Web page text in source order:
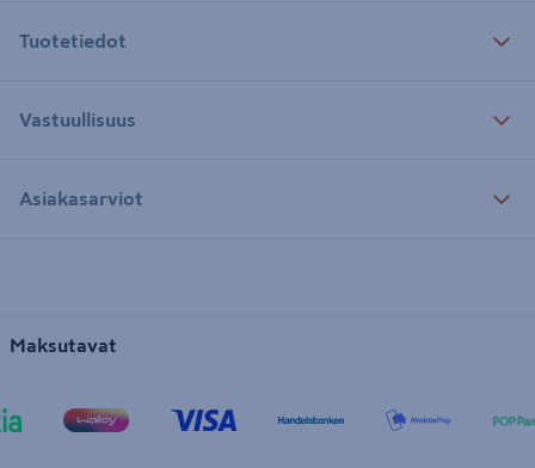
Tuotetiedot
Vastuullisuus
Asiakasarviot
Maksutavat